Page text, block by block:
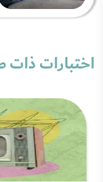
اختبارات ذات